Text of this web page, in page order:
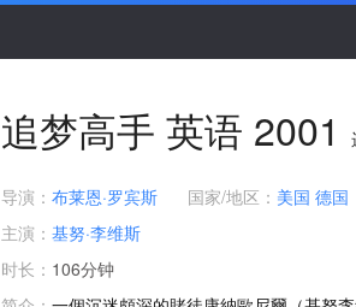
追梦高手 英语 2001
导演： 布莱恩·罗宾斯 国家/地区： 美国 德国
主演： 基努·李维斯
时长： 106分钟